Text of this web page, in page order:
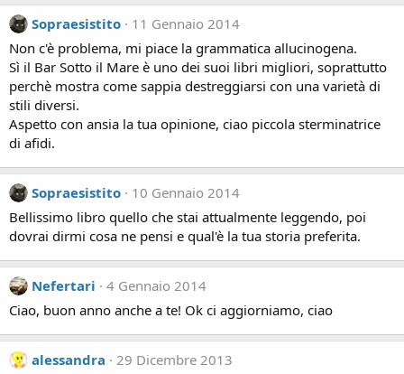
Sopraesistito
11 Gennaio 2014
Non c'è problema, mi piace la grammatica allucinogena.
Sì il Bar Sotto il Mare è uno dei suoi libri migliori, soprattutto
perchè mostra come sappia destreggiarsi con una varietà di
stili diversi.
Aspetto con ansia la tua opinione, ciao piccola sterminatrice
di afidi.
Sopraesistito
10 Gennaio 2014
Bellissimo libro quello che stai attualmente leggendo, poi
dovrai dirmi cosa ne pensi e qual'è la tua storia preferita.
Nefertari
4 Gennaio 2014
Ciao, buon anno anche a te! Ok ci aggiorniamo, ciao
alessandra
29 Dicembre 2013